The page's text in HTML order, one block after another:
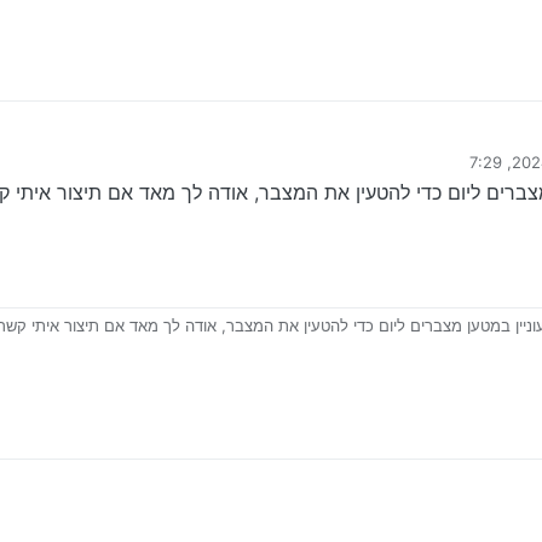
ידי
במטען מצברים ליום כדי להטעין את המצבר, אודה לך מאד אם תיצור איתי קשר 0506783250